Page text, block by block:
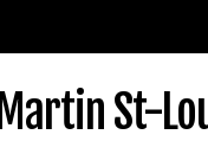
St-